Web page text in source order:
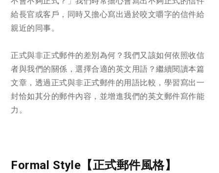
給長官或客戶，同時又擔心寫出過於咬文嚼字的信件給
親近的同事。
正式與非正式郵件的差別為何？我們又該如何依照收信
者與我們的關係，選擇合適的英文用語？繼續閱讀本篇
文章，透過正式與非正式郵件的用語比較，學習寫出一
封恰如其分的郵件內容，並增進我們的英文郵件寫作能
力。
Formal Style【正式郵件風格】